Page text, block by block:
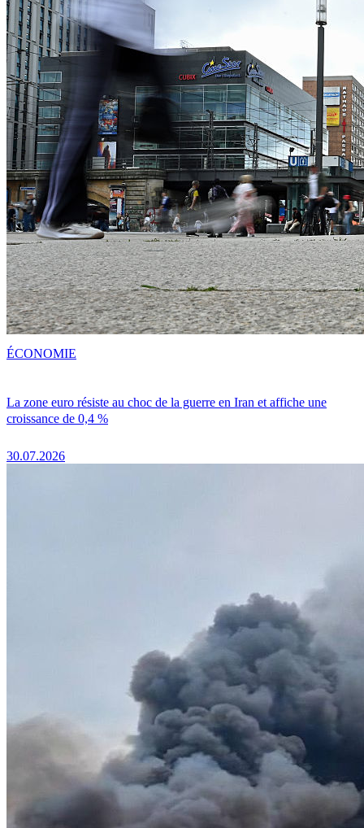
La zone euro résiste au choc de la guerre en Iran et affiche une
croissance de 0,4 %
30.07.2026
ÉCONOMIE